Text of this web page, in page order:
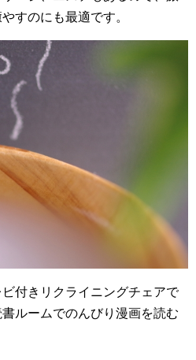
すのにも最適です。
付きリクライニングチェアで
ルームでのんびり漫画を読む